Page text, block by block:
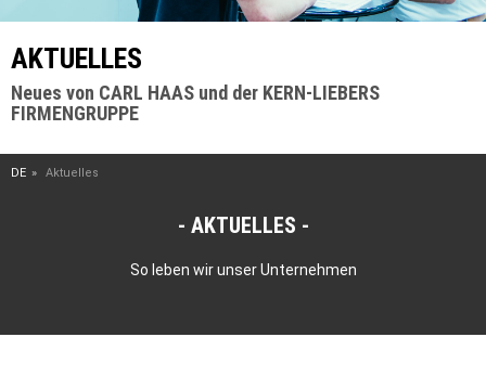
AKTUELLES
Neues von CARL HAAS und der KERN-LIEBERS
FIRMENGRUPPE
DE Aktuelles
AKTUELLES
So leben wir unser Unternehmen